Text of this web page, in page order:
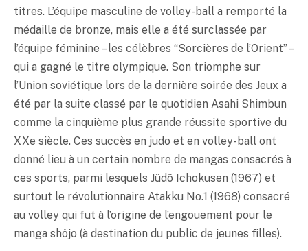
titres. L’équipe masculine de volley-ball a remporté la
médaille de bronze, mais elle a été surclassée par
l’équipe féminine – les célèbres “Sorcières de l’Orient” –
qui a gagné le titre olympique. Son triomphe sur
l’Union soviétique lors de la dernière soirée des Jeux a
été par la suite classé par le quotidien Asahi Shimbun
comme la cinquième plus grande réussite sportive du
XXe siècle. Ces succès en judo et en volley-ball ont
donné lieu à un certain nombre de mangas consacrés à
ces sports, parmi lesquels Jûdô Ichokusen (1967) et
surtout le révolutionnaire Atakku No.1 (1968) consacré
au volley qui fut à l’origine de l’engouement pour le
manga shôjo (à destination du public de jeunes filles).